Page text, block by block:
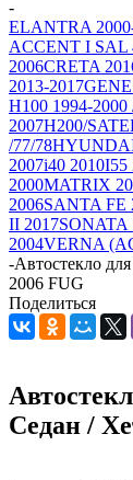
-
ELANTRA
ACCENT I SAL
2006CRETA
2013-2017
H100 1994-
2007H200/
/77/78
2007i40 2010I55
2000MATRIX
2006SANTA FE
II 2017SONATA
2004VERNA
-Автостекло
2006 FUG
Поделиться
Седан /